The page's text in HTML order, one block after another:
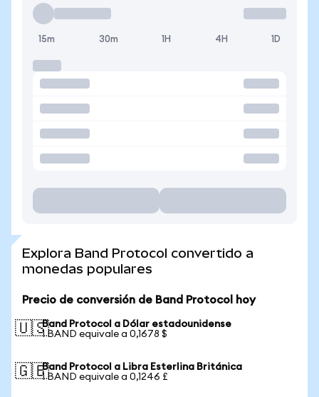
15m 30m 1H 4H 1D
Explora Band Protocol convertido a
monedas populares
Precio de conversión de Band Protocol hoy
🇺🇸Band Protocol a Dólar estadounidense
1 BAND equivale a 0,1678 $
🇬🇧Band Protocol a Libra Esterlina Británica
1 BAND equivale a 0,1246 £